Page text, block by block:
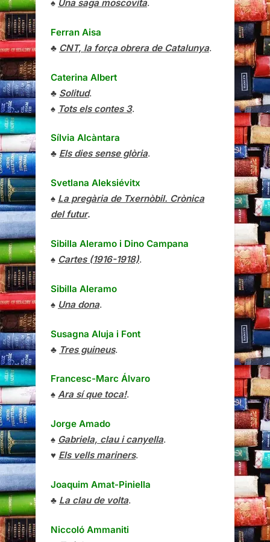
♠ Una saga moscovita.
Ferran Aisa
♣ CNT, la força obrera de Catalunya.
Caterina Albert
♣ Solitud.
♠ Tots els contes 3.
Sílvia Alcàntara
♣ Els dies sense glòria.
Svetlana Aleksiévitx
♠ La pregària de Txernòbil. Crònica
del futur.
Sibilla Aleramo i Dino Campana
♠ Cartes (1916-1918).
Sibilla Aleramo
♠ Una dona.
Susagna Aluja i Font
♣ Tres guineus.
Francesc-Marc Álvaro
♠ Ara sí que toca!.
Jorge Amado
♠ Gabriela, clau i canyella.
♥ Els vells mariners.
Joaquim Amat-Piniella
♣ La clau de volta.
Niccoló Ammaniti